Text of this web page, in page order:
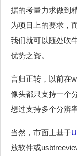
据的考量力求做到
为项目上的要求，
我们就可以随处吹
优势之资。
言归正转，以前在
像头都只支持一个
想过支持多个分辨
当然，市面上基于
放软件或